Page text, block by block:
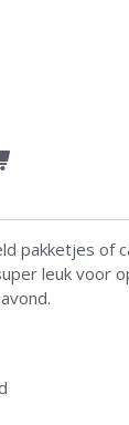
pakketjes of
leuk voor